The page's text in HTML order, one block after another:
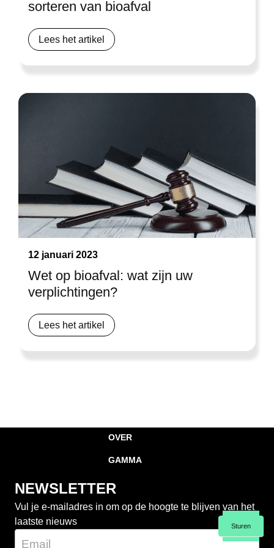
services.
sorteren van bioafval
Lees het artikel
12 januari 2023
Wet op bioafval: wat zijn uw
verplichtingen?
Lees het artikel
OVER
GAMMA
NEWSLETTER
Vul je e-mailadres in om op de hoogte te blijven van het
laatste nieuws
Sturen